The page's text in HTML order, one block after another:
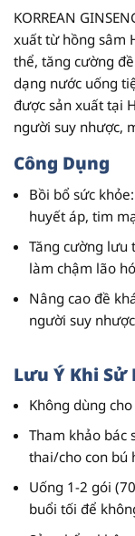
KORREAN
xuất từ hồng sâm
thể, tăng cường
dạng nước uống
được sản xuất tại
người suy nhược,
Công Dụng
Bồi bổ sức khỏe
huyết áp, tim
Tăng cường lưu
làm chậm lão
Nâng cao đề
người suy
Lưu Ý Khi Sử
Không dùng
Tham khảo bác
thai/cho con bú
Uống 1-2 gói
buổi tối để